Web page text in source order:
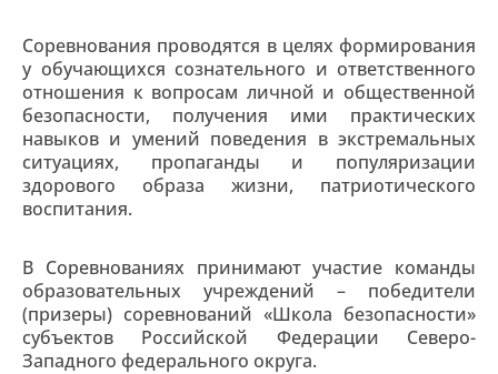
Соревнования проводятся в целях формирования
у обучающихся сознательного и ответственного
отношения к вопросам личной и общественной
безопасности, получения ими практических
навыков и умений поведения в экстремальных
ситуациях, пропаганды и популяризации
здорового образа жизни, патриотического
воспитания.
В Соревнованиях принимают участие команды
образовательных учреждений – победители
(призеры) соревнований «Школа безопасности»
субъектов Российской Федерации Северо-
Западного федерального округа.